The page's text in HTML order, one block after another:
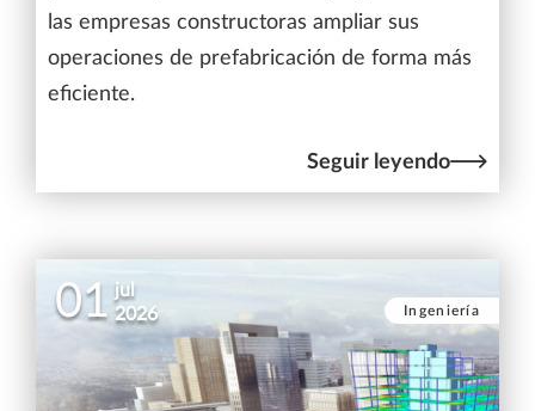
las empresas constructoras ampliar sus
operaciones de prefabricación de forma más
eficiente.
Seguir leyendo
01 jul
2026
Ingeniería